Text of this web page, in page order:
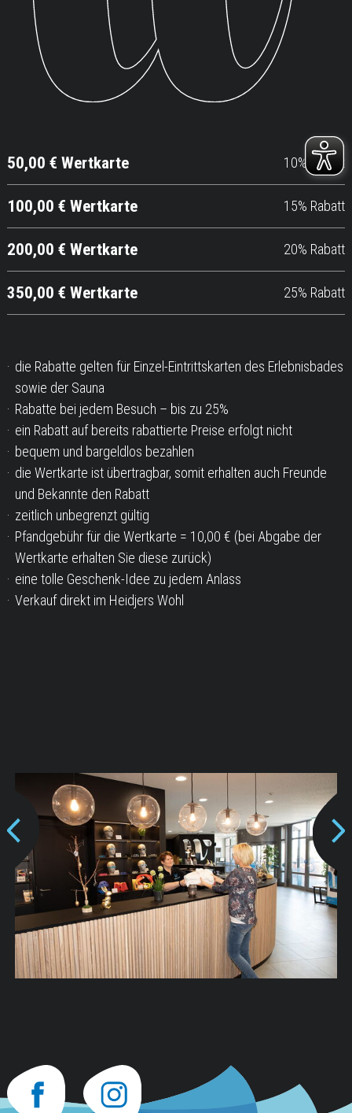
50,00 € Wertkarte 10% Rabatt
100,00 € Wertkarte 15% Rabatt
200,00 € Wertkarte 20% Rabatt
350,00 € Wertkarte 25% Rabatt
die Rabatte gelten für Einzel-Eintrittskarten des Erlebnisbades
sowie der Sauna
Rabatte bei jedem Besuch – bis zu 25%
ein Rabatt auf bereits rabattierte Preise erfolgt nicht
bequem und bargeldlos bezahlen
die Wertkarte ist übertragbar, somit erhalten auch Freunde
und Bekannte den Rabatt
zeitlich unbegrenzt gültig
Pfandgebühr für die Wertkarte = 10,00 € (bei Abgabe der
Wertkarte erhalten Sie diese zurück)
eine tolle Geschenk-Idee zu jedem Anlass
Verkauf direkt im Heidjers Wohl